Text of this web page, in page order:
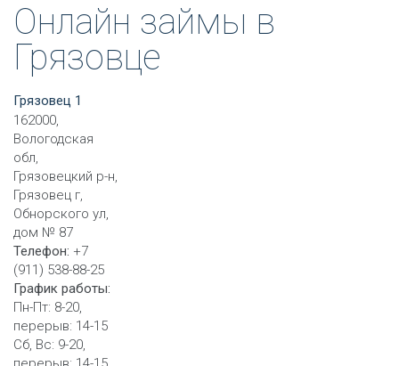
Онлайн займы в
Грязовце
Грязовец 1
162000,
Вологодская
обл,
Грязовецкий р-н,
Грязовец г,
Обнорского ул,
дом № 87
Телефон: +7
(911) 538-88-25
График работы:
Пн-Пт: 8-20,
перерыв: 14-15
Сб, Вс: 9-20,